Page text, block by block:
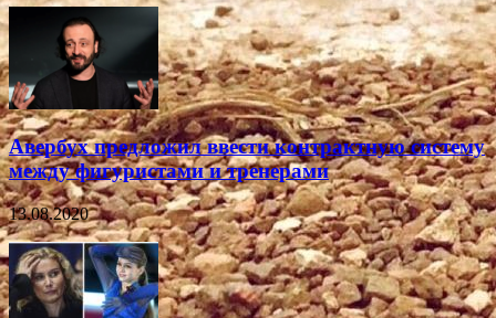
Авербух предложил ввести контрактную систему
между фигуристами и тренерами
13.08.2020